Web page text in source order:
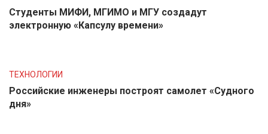
Студенты МИФИ, МГИМО и МГУ создадут
электронную «Капсулу времени»
ТЕХНОЛОГИИ
Российские инженеры построят самолет «Судного
дня»